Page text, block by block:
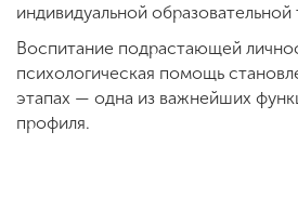
индивидуальной образовательной
Воспитание подрастающей
психологическая помощь
этапах — одна из важнейших
профиля.